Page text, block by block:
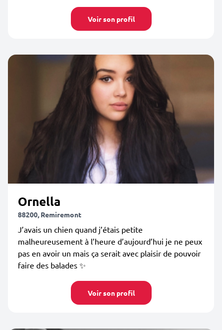
Voir son profil
Ornella
88200, Remiremont
J’avais un chien quand j’étais petite
malheureusement à l’heure d’aujourd’hui je ne peux
pas en avoir un mais ça serait avec plaisir de pouvoir
faire des balades ✨
Voir son profil